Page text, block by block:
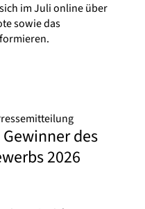
im Juli online über
sowie das
des
2026